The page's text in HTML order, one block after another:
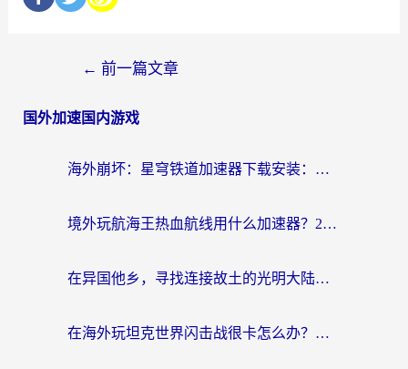
← 前一篇文章
国外加速国内游戏
海外崩坏：星穹铁道加速器下载安装：一份给游子的终极网络指南
境外玩航海王热血航线用什么加速器？2026海外玩家实测最优方案（附欧洲问道堡垒前线加速技巧）
在异国他乡，寻找连接故土的光明大陆免费加速器
在海外玩坦克世界闪击战很卡怎么办？老玩家亲测有效的加速器选择指南